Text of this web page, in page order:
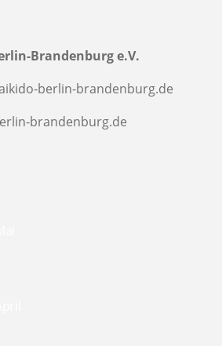
Brandenburg e.V.
berlin-brandenburg.de
brandenburg.de